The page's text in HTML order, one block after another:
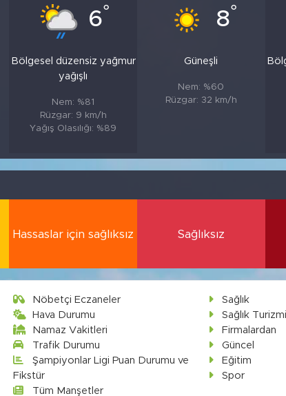
6°
Bölgesel düzensiz yağmur
yağışlı
Nem: %81
Rüzgar: 9 km/h
Yağış Olasılığı: %89
8°
Güneşli
Nem: %60
Rüzgar: 32 km/h
Hassaslar için sağlıksız Sağlıksız
Nöbetçi Eczaneler
Hava Durumu
Namaz Vakitleri
Trafik Durumu
Şampiyonlar Ligi Puan Durumu ve
Fikstür
Tüm Manşetler
Sağlık
Sağlık Turizmi
Firmalardan
Güncel
Eğitim
Spor